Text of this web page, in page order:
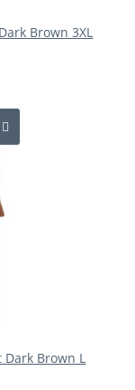
Brown 3XL
Brown L